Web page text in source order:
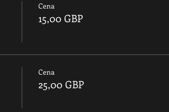
Cena
15,00 GBP
Cena
25,00 GBP